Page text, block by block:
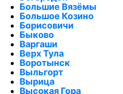
Большие Вязёмы
Большое Козино
Борисовичи
Быково
Варгаши
Верх Тула
Воротынск
Выльгорт
Вырица
Высокая Гора